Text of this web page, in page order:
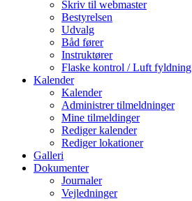
Skriv til webmaster
Bestyrelsen
Udvalg
Båd fører
Instruktører
Flaske kontrol / Luft fyldning
Kalender
Kalender
Administrer tilmeldninger
Mine tilmeldinger
Rediger kalender
Rediger lokationer
Galleri
Dokumenter
Journaler
Vejledninger